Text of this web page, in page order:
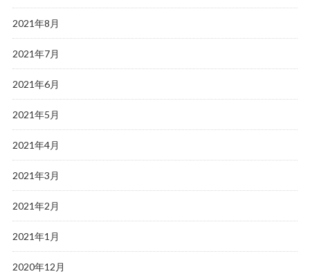
2021年8月
2021年7月
2021年6月
2021年5月
2021年4月
2021年3月
2021年2月
2021年1月
2020年12月